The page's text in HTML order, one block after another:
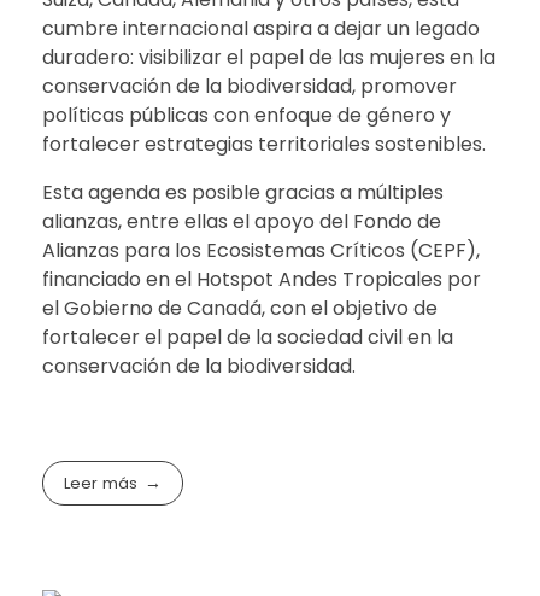
cumbre internacional aspira a dejar un legado
duradero: visibilizar el papel de las mujeres en la
conservación de la biodiversidad, promover
políticas públicas con enfoque de género y
fortalecer estrategias territoriales sostenibles.
Esta agenda es posible gracias a múltiples
alianzas, entre ellas el apoyo del Fondo de
Alianzas para los Ecosistemas Críticos (CEPF),
financiado en el Hotspot Andes Tropicales por
el Gobierno de Canadá, con el objetivo de
fortalecer el papel de la sociedad civil en la
conservación de la biodiversidad.
Leer más